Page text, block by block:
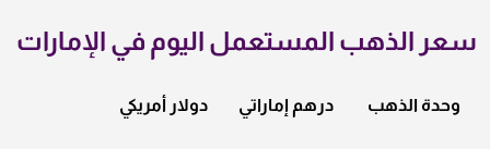
سعر الذهب المستعمل اليوم في الإمارات
وحدة الذهب درهم إماراتي دولار أمريكي